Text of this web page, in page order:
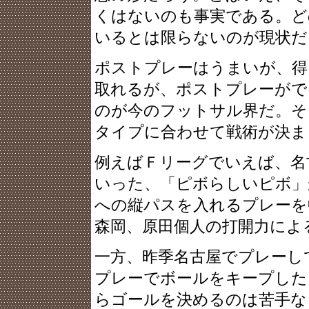
くはないのも事実である。
いるとは限らないのが現状
ポストプレーはうまいが、
取れるが、ポストプレーが
のが今のフットサル界だ。
タイプに合わせて戦術が決
例えばＦリーグでいえば、
いった、「ピボらしいピボ
への縦パスを入れるプレー
森岡、原田個人の打開力に
一方、昨季名古屋でプレー
プレーでボールをキープし
らゴールを決めるのは苦手